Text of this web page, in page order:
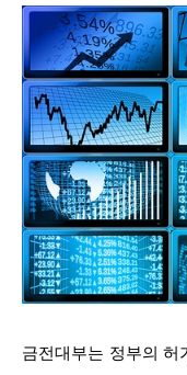
금전대부는 정부의